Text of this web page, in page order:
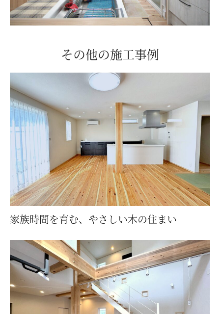
その他の施工事例
家族時間を育む、やさしい木の住まい